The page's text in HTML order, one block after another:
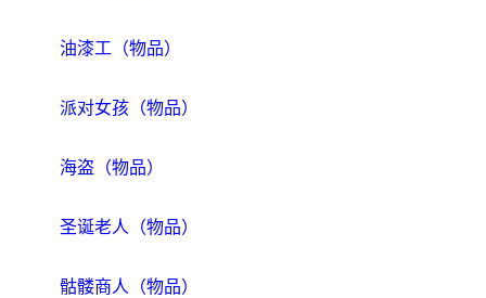
油漆工（物品）
派对女孩（物品）
海盗（物品）
圣诞老人（物品）
骷髅商人（物品）